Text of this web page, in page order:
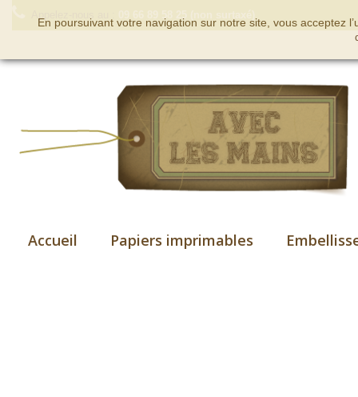
Accueil Papiers imprimables
En poursuivant votre navigation sur notre site, vous acceptez